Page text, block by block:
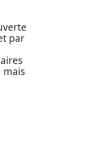
par
mais